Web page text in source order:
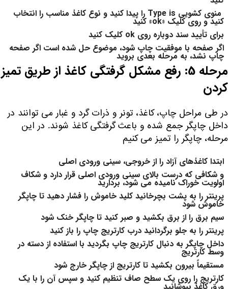
منوی کشویی Type is را پیدا کنید و نوع کاغذ مناسب را انتخاب
کنید و روی کلیک «ok» کنید
برای تأیید سند دوباره روی ok کلیک کنید
اگر صفحه با موفقیت چاپ شود، موضوع حل شده است اگر صفحه
چاپ نشد، به مرحله بعدی بروید
مرحله 5: رفع مشکل گرفتگی کاغذ از طریق تمیز
کردن
در طی مراحل چاپ، کاغذ، تونر و ذرات گرد و غبار می توانند در
داخل چاپگر جمع شده و باعث گرفتگی کاغذ شوند. در این
مرحله، چاپگر را تمیز می کنیم
ابتدا کاغذهای آزاد را از خروجی، سینی ورودی اصلی
و شکافی که درست بالای سینی ورودی اصلی قرار دارد و شکاف
اولویت خوراک نامیده می شود، بردارید
پرینتر را به پشت بچرخانید کلید خاموش را فشار دهید تا چاپگر
خاموش شود
سیم برق را از برق بکشید و صبر کنید تا چاپگر خنک شود
پرینتر را به جلو برگردانید درب کارتریج چاپ را باز کنید
داخل چاپگر به دنبال کارتریج چاپ بگردید با استفاده از دسته در
وسط کارتریج
مستقیماً بیرون بکشید تا کارتریج از چاپگر خارج شود
کارتریج را روی یک سطح صاف تنظیم کنید و سپس آن را با یک